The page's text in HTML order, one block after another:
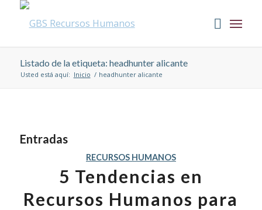
Listado de la etiqueta: headhunter alicante
Usted está aquí: Inicio / headhunter alicante
Entradas
RECURSOS HUMANOS
5 Tendencias en
Recursos Humanos para